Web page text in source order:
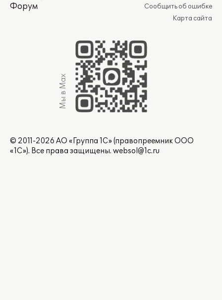
Форум
Сообщить об ошибке
Карта сайта
Мы в Max
© 2011-2026 АО «Группа 1С» (правопреемник ООО
«1С»). Все права защищены. websol@1c.ru